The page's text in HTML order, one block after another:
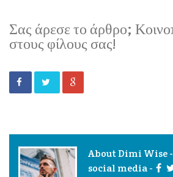
Σας άρεσε το άρθρο;
στους φίλους σας!
About Dimi Wise -
social media -